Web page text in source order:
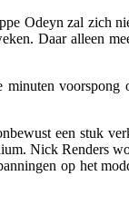
Odeyn zal zich
Daar alleen
voorspong
een stuk
Nick Renders
op het